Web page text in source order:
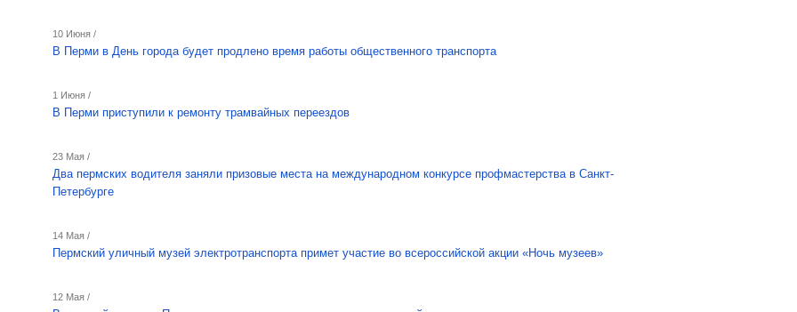
10 Июня /
В Перми в День города будет продлено время работы общественного транспорта
1 Июня /
В Перми приступили к ремонту трамвайных переездов
23 Мая /
Два пермских водителя заняли призовые места на международном конкурсе профмастерства в Санкт-
Петербурге
14 Мая /
Пермский уличный музей электротранспорта примет участие во всероссийской акции «Ночь музеев»
12 Мая /